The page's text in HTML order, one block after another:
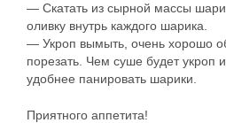
— Скатать из сырной массы
оливку внутрь каждого шарика.
— Укроп вымыть, очень хорошо
порезать. Чем суше будет укроп
удобнее панировать шарики.
Приятного аппетита!